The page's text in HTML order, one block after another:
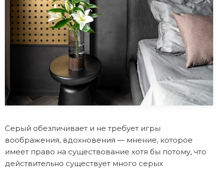
Серый обезличивает и не требует игры
воображения, вдохновения — мнение, которое
имеет право на существование хотя бы потому, что
действительно существует много серых